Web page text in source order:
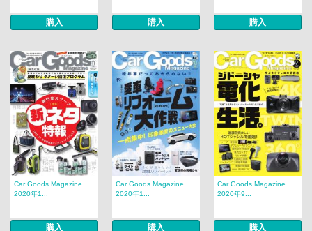
購入 購入 購入
Car Goods Magazine
2020年1...
購入
Car Goods Magazine
2020年1...
購入
Car Goods Magazine
2020年9...
購入